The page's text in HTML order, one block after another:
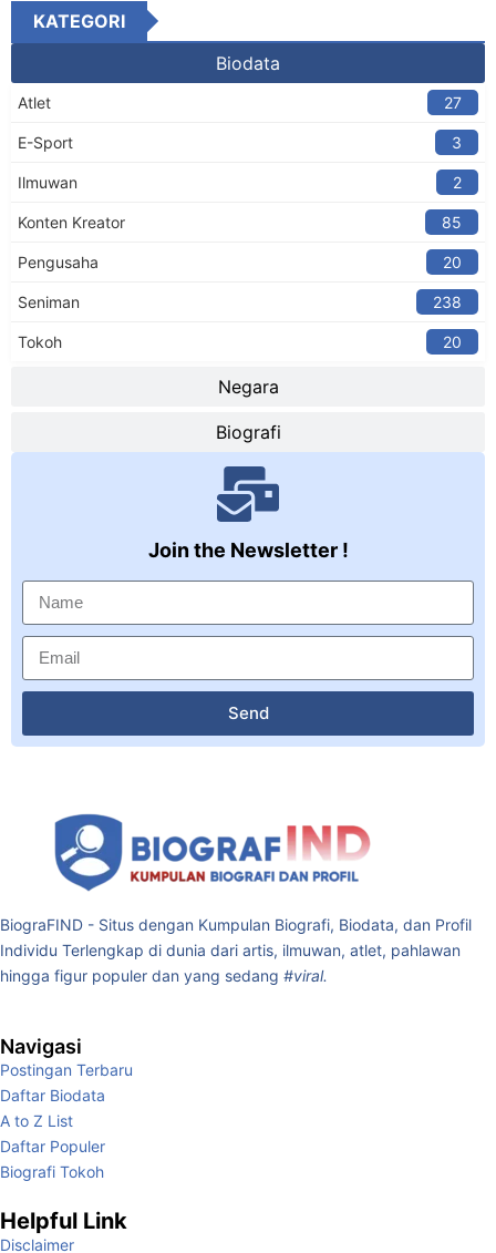
KATEGORI
Biodata
Negara
Biografi
Atlet 27
E-Sport 3
Ilmuwan 2
Konten Kreator​ 85
Pengusaha 20
Seniman 238
Tokoh 20
Join the Newsletter !
Send
BiograFIND - Situs dengan Kumpulan Biografi, Biodata, dan Profil
Individu Terlengkap di dunia dari artis, ilmuwan, atlet, pahlawan
hingga figur populer dan yang sedang #viral.
Navigasi
Postingan Terbaru
Daftar Biodata
A to Z List
Daftar Populer
Biografi Tokoh
Helpful Link
Disclaimer